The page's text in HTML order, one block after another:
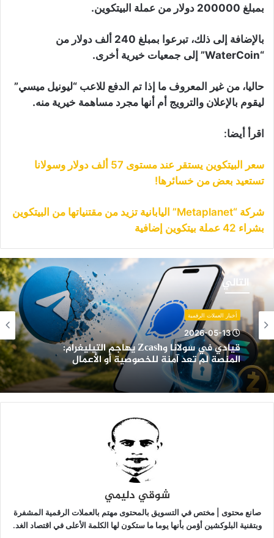
بمبلغ 200000 دولار من عملة البيتكوين.
بالإضافة إلى ذلك، تبرعوا بمبلغ 240 ألف دولار من
“WaterCoin” إلى جمعيات خيرية أخرى.
حاليا، من غير المعروف ما إذا تم الدفع للاعب “ليونيل ميسي”
ليقوم بالإعلان والترويج أم أنها مجرد مساهمة خيرية منه.
اقرأ أيضا:
سعر البيتكوين يستقر عند مستوى 57 ألف دولار وسولانا
تستعيد بعض من خسائرها!
شركة “Metaplanet” اليابانية تزيد من مقتنياتها من البيتكوين
بشراء 42 عملة بيتكوين إضافية
التالي
وZcash
يهاجم
التيليغرام:
المنصة
لم
تعد
آمنة
للخصوصية
أو
أخبار العملات الرقمية
2026-05-13
قيادي في سولانا وZcash يهاجم التيليغرام:
المنصة لم تعد آمنة للخصوصية أو الأعمال
شوقي دليمي
صانع محتوى | مختص في التسويق بالمحتوى مهتم بالعملات الرقمية المشفرة
وبتقنية البلوكشين أؤمن بأنها يوما ما ستكون لها الكلمة الأعلى في اقتصاد الغد.